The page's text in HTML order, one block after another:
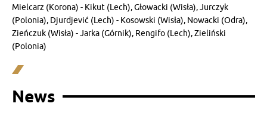
Mielcarz (Korona) - Kikut (Lech), Głowacki (Wisła), Jurczyk
(Polonia), Djurdjević (Lech) - Kosowski (Wisła), Nowacki (Odra),
Zieńczuk (Wisła) - Jarka (Górnik), Rengifo (Lech), Zieliński
(Polonia)
News